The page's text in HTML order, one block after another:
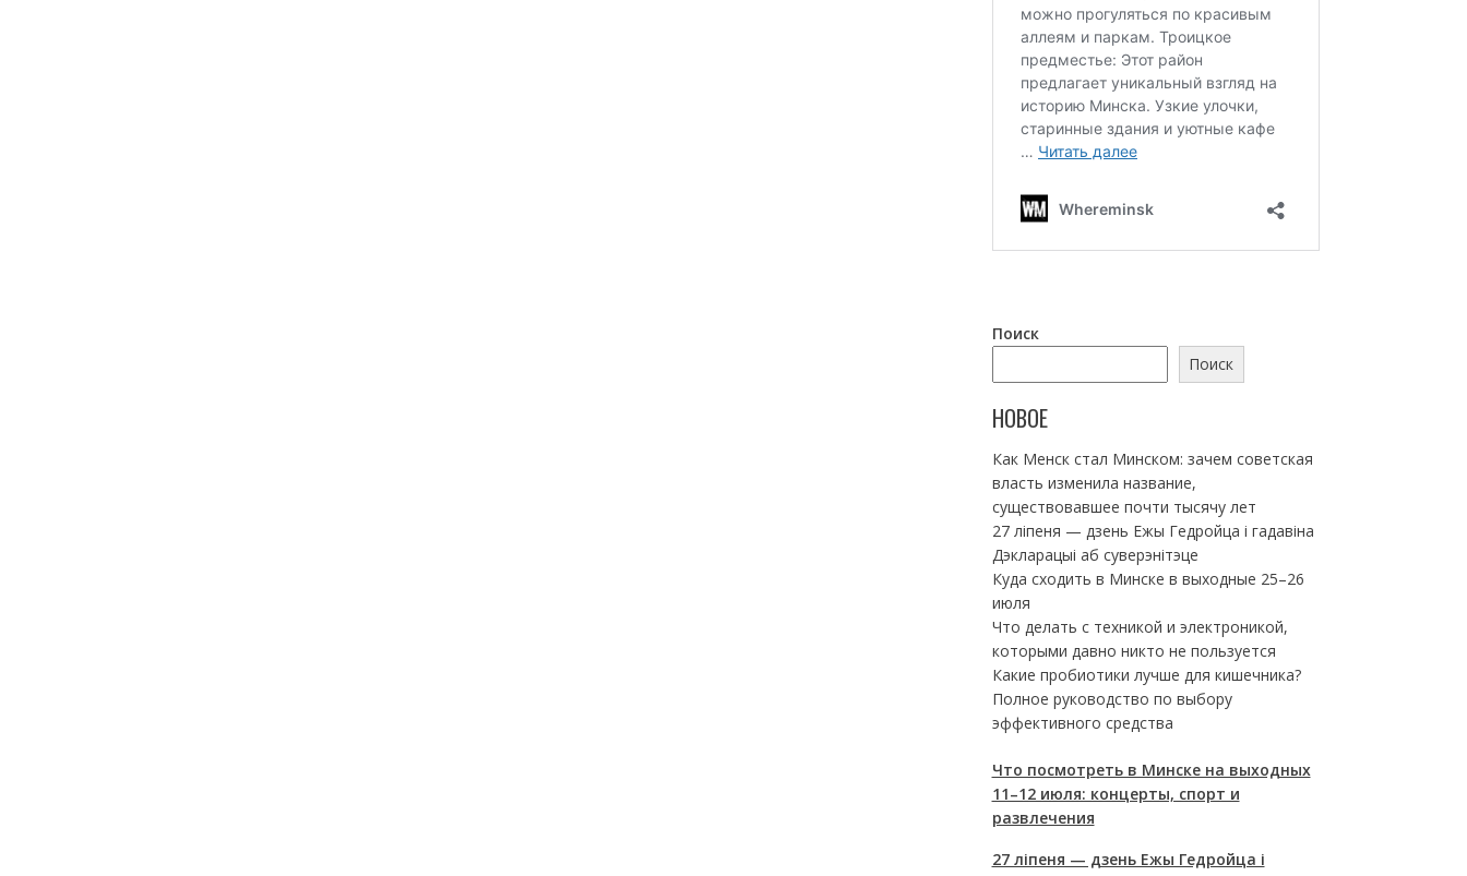
Поиск
Поиск
НОВОЕ
Как Менск стал Минском: зачем советская
власть изменила название,
существовавшее почти тысячу лет
27 ліпеня — дзень Ежы Гедройца і гадавіна
Дэкларацыі аб суверэнітэце
Куда сходить в Минске в выходные 25–26
июля
Что делать с техникой и электроникой,
которыми давно никто не пользуется
Какие пробиотики лучше для кишечника?
Полное руководство по выбору
эффективного средства
Что посмотреть в Минске на выходных
11–12 июля: концерты, спорт и
развлечения
27 ліпеня — дзень Ежы Гедройца і